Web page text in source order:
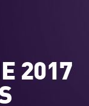
2017